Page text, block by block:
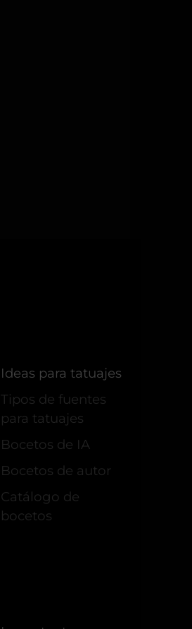
Ideas para tatuajes
Tipos de fuentes
para tatuajes
Bocetos de IA
Bocetos de autor
Сatálogo de
bocetos